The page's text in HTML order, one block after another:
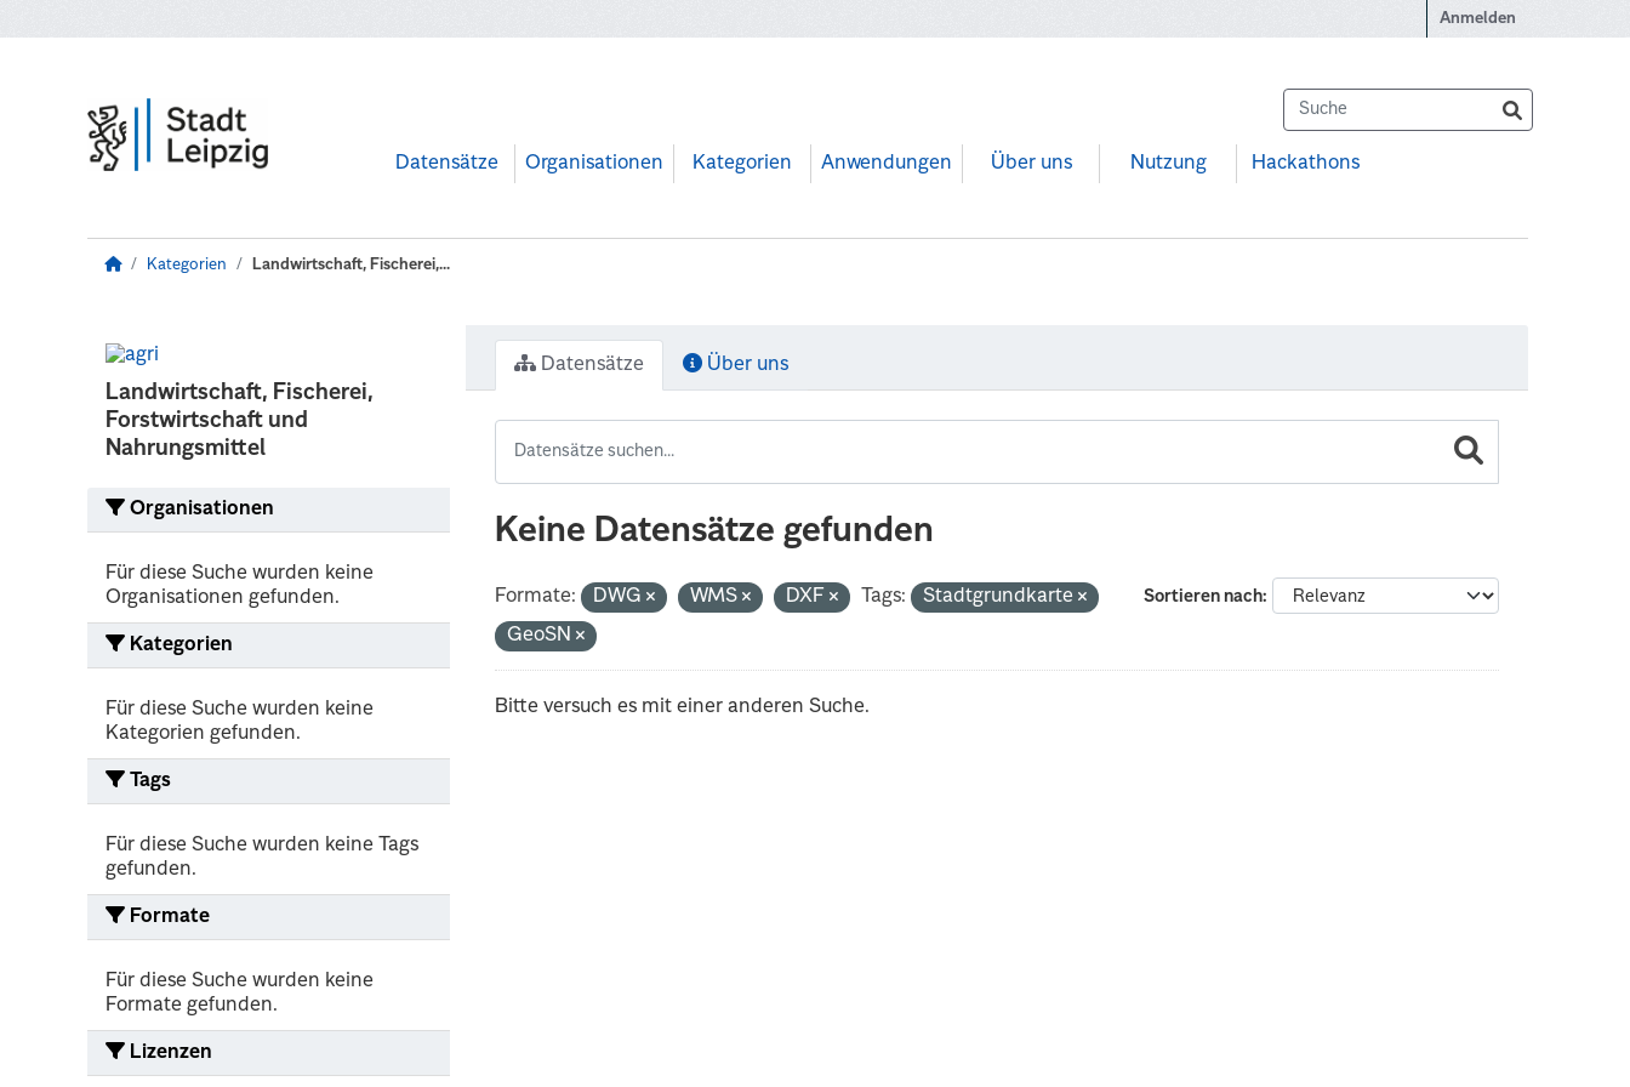
Anmelden
Datensätze Organisationen Kategorien Anwendungen Über uns Nutzung Hackathons
Kategorien Landwirtschaft, Fischerei,...
Landwirtschaft, Fischerei,
Forstwirtschaft und
Nahrungsmittel
Organisationen
Für diese Suche wurden keine
Organisationen gefunden.
Kategorien
Für diese Suche wurden keine
Kategorien gefunden.
Tags
Für diese Suche wurden keine Tags
gefunden.
Formate
Für diese Suche wurden keine
Formate gefunden.
Lizenzen
Datensätze Über uns
Keine Datensätze gefunden
Sortieren nach
Formate: DWG WMS DXF Tags:
Stadtgrundkarte
GeoSN
Bitte versuch es mit einer anderen Suche.